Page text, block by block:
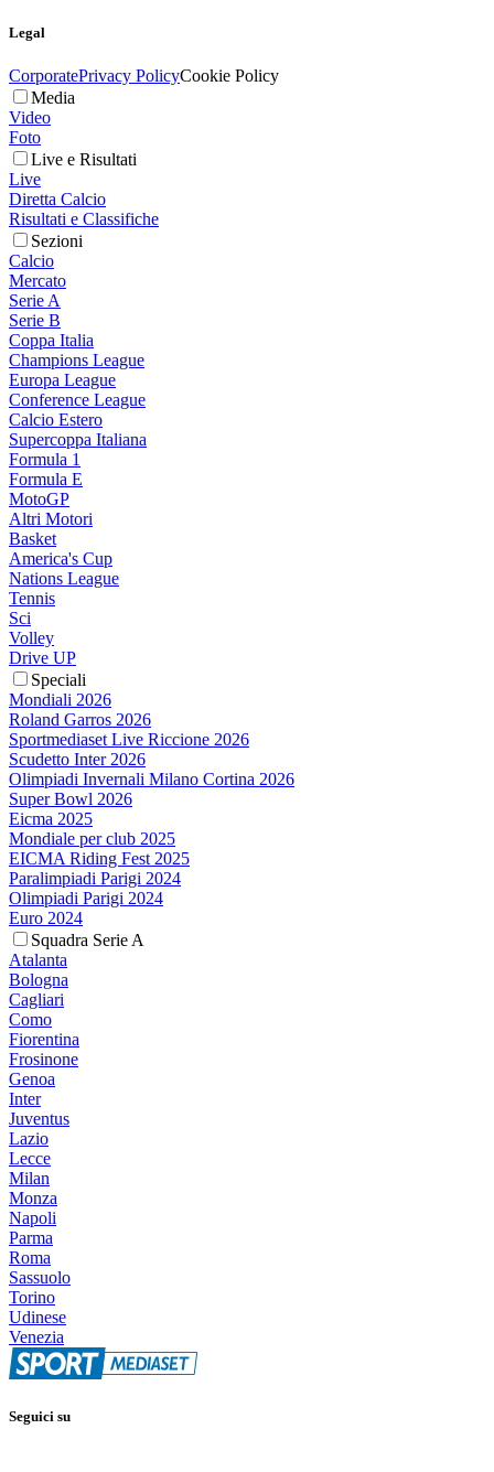
Legal
CorporatePrivacy PolicyCookie Policy
Media
Video
Foto
Live e Risultati
Live
Diretta Calcio
Risultati e Classifiche
Sezioni
Calcio
Mercato
Serie A
Serie B
Coppa Italia
Champions League
Europa League
Conference League
Calcio Estero
Supercoppa Italiana
Formula 1
Formula E
MotoGP
Altri Motori
Basket
America's Cup
Nations League
Tennis
Sci
Volley
Drive UP
Speciali
Mondiali 2026
Roland Garros 2026
Sportmediaset Live Riccione 2026
Scudetto Inter 2026
Olimpiadi Invernali Milano Cortina 2026
Super Bowl 2026
Eicma 2025
Mondiale per club 2025
EICMA Riding Fest 2025
Paralimpiadi Parigi 2024
Olimpiadi Parigi 2024
Euro 2024
Squadra Serie A
Atalanta
Bologna
Cagliari
Como
Fiorentina
Frosinone
Genoa
Inter
Juventus
Lazio
Lecce
Milan
Monza
Napoli
Parma
Roma
Sassuolo
Torino
Udinese
Venezia
Seguici su